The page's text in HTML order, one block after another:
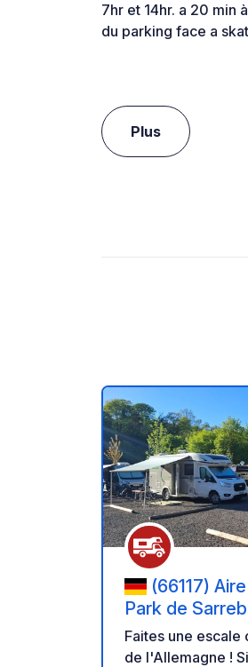
7hr et 14hr. a 20 min
du parking face a
Plus
(66117)
Park de
Saarbrücken
Étape Urbaine
Faites une
de l'Allemagne !